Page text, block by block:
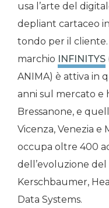
usa l’arte del
depliant cartaceo
tondo per il cliente.
marchio INFINITYS
ANIMA) è attiva in
anni sul mercato e
Bressanone, e
Vicenza, Venezia
occupa oltre 400
dell’evoluzione
Kerschbaumer,
Data Systems.